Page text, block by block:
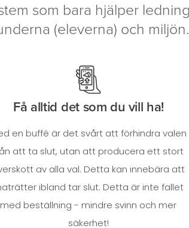
som bara hjälper
(eleverna) och miljön.
Få alltid det som du vill ha!
en buffé är det svårt att förhindra valen
att ta slut, utan att producera ett stort
av alla val. Detta kan innebära att
ibland tar slut. Detta är inte fallet
med beställning - mindre svinn och mer
säkerhet!